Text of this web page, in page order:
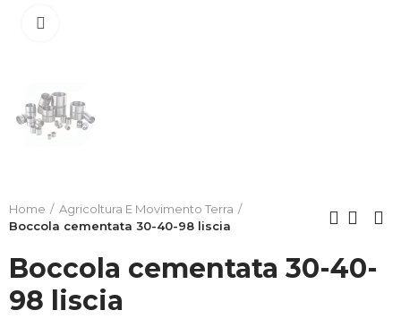
Home
Agricoltura E Movimento Terra
Boccola cementata 30-40-98 liscia
Boccola cementata 30-40-
98 liscia